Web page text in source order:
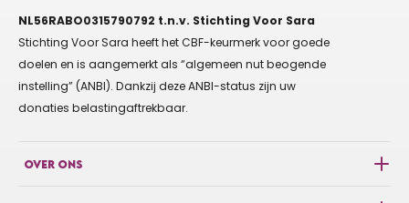
NL56RABO0315790792 t.n.v. Stichting Voor Sara
Stichting Voor Sara heeft het CBF-keurmerk voor goede
doelen en is aangemerkt als “algemeen nut beogende
instelling” (ANBI). Dankzij deze ANBI-status zijn uw
donaties belastingaftrekbaar.
OVER ONS